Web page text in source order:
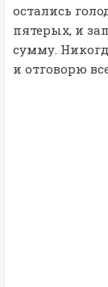
остались
пятерых, и
сумму.
и отговорю